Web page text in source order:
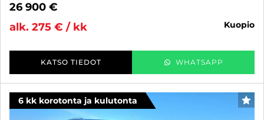
26 900 €
alk. 275 € / kk
kuopio
KATSO TIEDOT WHATSAPP
6 kk korotonta ja kulutonta